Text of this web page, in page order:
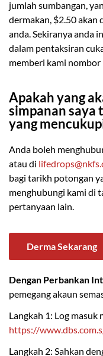
jumlah sumbangan,
dermakan, $2.50 akan
anda. Sekiranya anda
dalam pentaksiran
memberi kami
Apakah yang
simpanan saya
yang
Anda boleh
atau di
bagi tarikh potongan
menghubungi kami di
pertanyaan lain.
Derma Sekarang
Dengan Perbankan
pemegang akaun
Langkah 1: Log masuk
https://
Langkah 2: Sahkan